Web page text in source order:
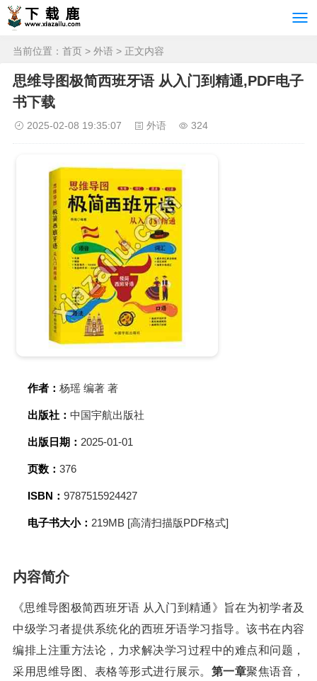
当前位置： 首页 > 外语 > 正文内容
思维导图极简西班牙语 从入门到精通,PDF电子
书下载
2025-02-08 19:35:07 外语 324
作者： 杨瑶 编著 著
出版社： 中国宇航出版社
出版日期： 2025-01-01
页数： 376
ISBN： 9787515924427
电子书大小： 219MB [高清扫描版PDF格式]
内容简介
《思维导图极简西班牙语 从入门到精通》旨在为初学者及
中级学习者提供系统化的西班牙语学习指导。该书在内容
编排上注重方法论，力求解决学习过程中的难点和问题，
采用思维导图、表格等形式进行展示。 第一章聚焦语音，